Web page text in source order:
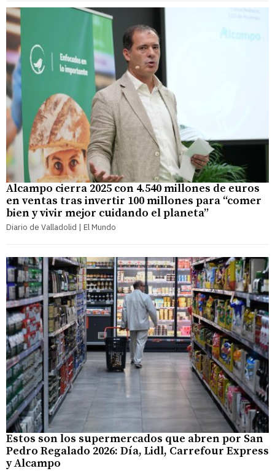
Alcampo cierra 2025 con 4.540 millones de euros
en ventas tras invertir 100 millones para “comer
bien y vivir mejor cuidando el planeta”
Diario de Valladolid | El Mundo
Estos son los supermercados que abren por San
Pedro Regalado 2026: Día, Lidl, Carrefour Express
y Alcampo